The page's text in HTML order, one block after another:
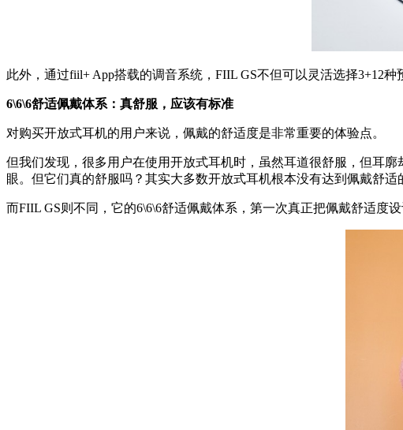
此外，通过fiil+ App搭载的调音系统，FIIL GS不但可以灵活选择3+12
6\6\6舒适佩戴体系：真舒服，应该有标准
对购买开放式耳机的用户来说，佩戴的舒适度是非常重要的体验点。
但我们发现，很多用户在使用开放式耳机时，虽然耳道很舒服，但耳
眼。但它们真的舒服吗？其实大多数开放式耳机根本没有达到佩戴舒适
而FIIL GS则不同，它的6\6\6舒适佩戴体系，第一次真正把佩戴舒适度